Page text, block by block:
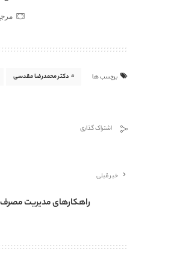
برچسب ها دکتر محمدرضا مقدسی
اشتراک گذاری
خبر قبلی
راهکارهای مدیریت